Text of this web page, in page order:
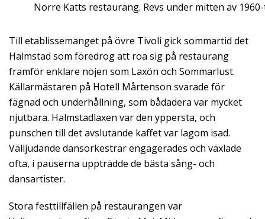
Norre Katts restaurang. Revs under mitten av
Till etablissemanget på övre Tivoli gick sommartid det
Halmstad som föredrog att roa sig på restaurang
framför enklare nöjen som Laxön och Sommarlust.
Källarmästaren på Hotell Mårtenson svarade för
fägnad och underhållning, som bådadera var mycket
njutbara. Halmstadlaxen var den yppersta, och
punschen till det avslutande kaffet var lagom isad.
Välljudande dansorkestrar engagerades och växlade
ofta, i pauserna uppträdde de bästa sång- och
dansartister.
Stora festtillfällen på restaurangen var